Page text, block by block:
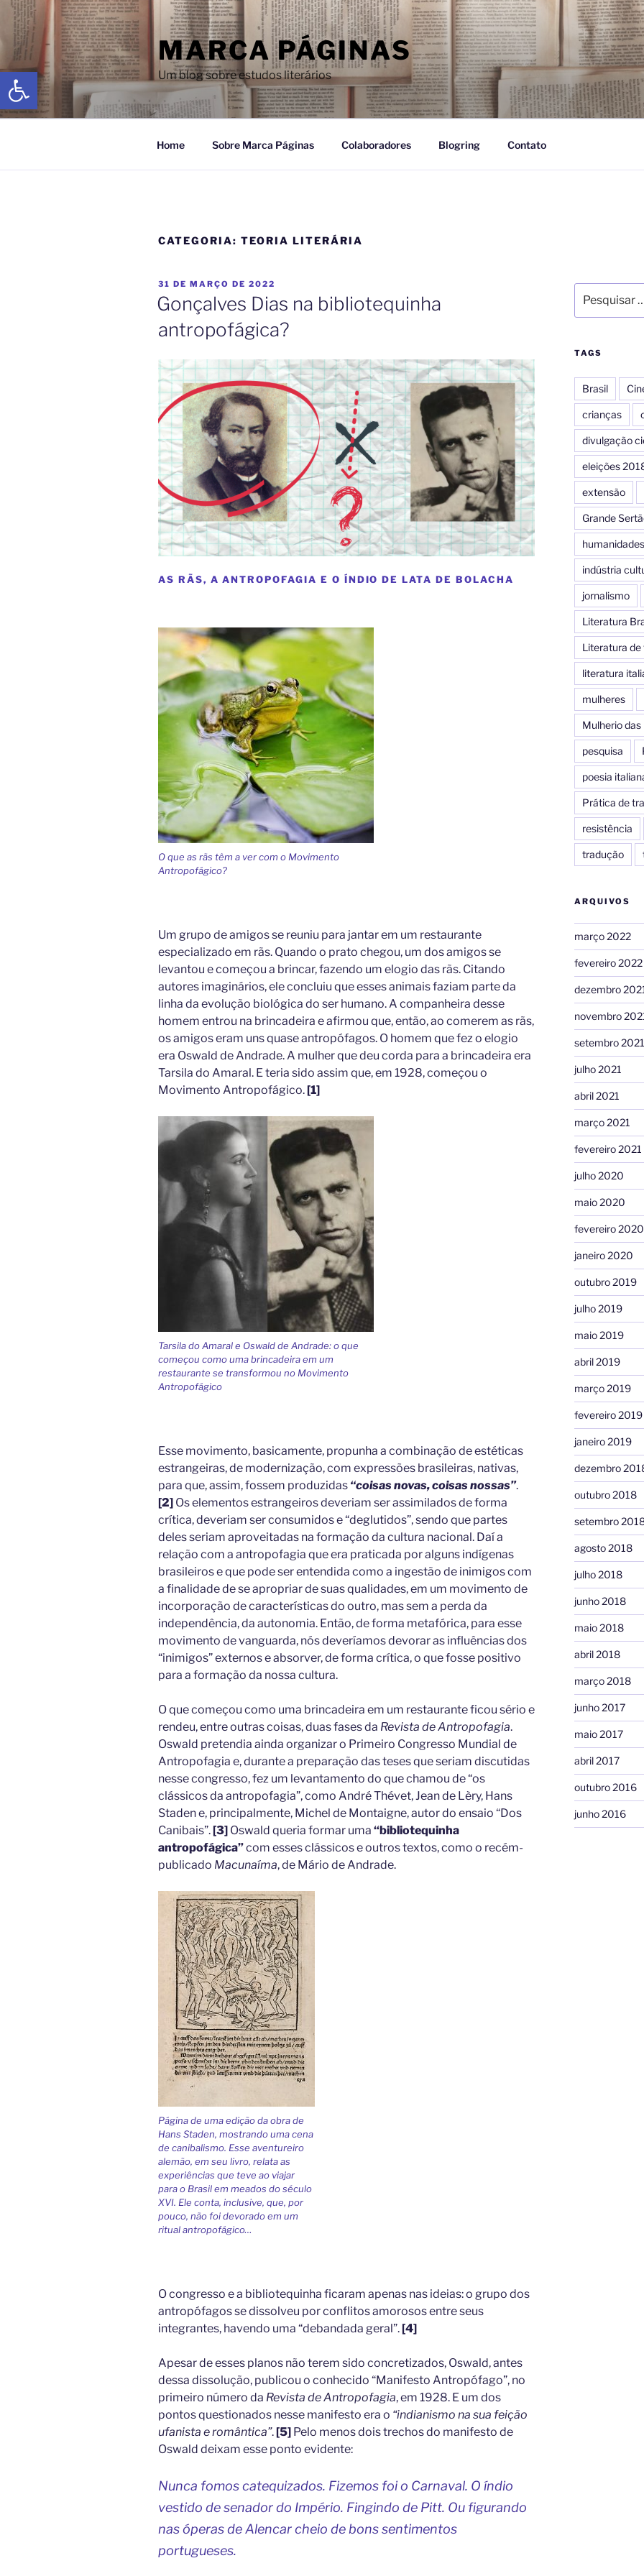
Abrir a barra de ferramentas
MARCA PÁGINAS
Um blog sobre estudos literários
Home Sobre Marca Páginas Colaboradores Blogring Contato
CATEGORIA: TEORIA LITERÁRIA
31 DE MARÇO DE 2022
Gonçalves Dias na bibliotequinha
antropofágica?
AS RÃS, A ANTROPOFAGIA E O ÍNDIO DE LATA DE BOLACHA
O que as rãs têm a ver com o Movimento
Antropofágico?
Um grupo de amigos se reuniu para jantar em um restaurante
especializado em rãs. Quando o prato chegou, um dos amigos se
levantou e começou a brincar, fazendo um elogio das rãs. Citando
autores imaginários, ele concluiu que esses animais faziam parte da
linha da evolução biológica do ser humano. A companheira desse
homem entrou na brincadeira e afirmou que, então, ao comerem as rãs,
os amigos eram uns quase antropófagos. O homem que fez o elogio
era Oswald de Andrade. A mulher que deu corda para a brincadeira era
Tarsila do Amaral. E teria sido assim que, em 1928, começou o
Movimento Antropofágico.[1]
Tarsila do Amaral e Oswald de Andrade: o que
começou como uma brincadeira em um
restaurante se transformou no Movimento
Antropofágico
Esse movimento, basicamente, propunha a combinação de estéticas
estrangeiras, de modernização, com expressões brasileiras, nativas,
para que, assim, fossem produzidas “coisas novas, coisas nossas”.
[2] Os elementos estrangeiros deveriam ser assimilados de forma
crítica, deveriam ser consumidos e “deglutidos”, sendo que partes
deles seriam aproveitadas na formação da cultura nacional. Daí a
relação com a antropofagia que era praticada por alguns indígenas
brasileiros e que pode ser entendida como a ingestão de inimigos com
a finalidade de se apropriar de suas qualidades, em um movimento de
incorporação de características do outro, mas sem a perda da
independência, da autonomia. Então, de forma metafórica, para esse
movimento de vanguarda, nós deveríamos devorar as influências dos
“inimigos” externos e absorver, de forma crítica, o que fosse positivo
para a formação da nossa cultura.
O que começou como uma brincadeira em um restaurante ficou sério e
rendeu, entre outras coisas, duas fases da Revista de Antropofagia.
Oswald pretendia ainda organizar o Primeiro Congresso Mundial de
Antropofagia e, durante a preparação das teses que seriam discutidas
nesse congresso, fez um levantamento do que chamou de “os
clássicos da antropofagia”, como André Thévet, Jean de Lèry, Hans
Staden e, principalmente, Michel de Montaigne, autor do ensaio “Dos
Canibais”.[3] Oswald queria formar uma “bibliotequinha
antropofágica”com esses clássicos e outros textos, como o recém-
publicado Macunaíma, de Mário de Andrade.
Página de uma edição da obra de
Hans Staden, mostrando uma cena
de canibalismo. Esse aventureiro
alemão, em seu livro, relata as
experiências que teve ao viajar
para o Brasil em meados do século
XVI. Ele conta, inclusive, que, por
pouco, não foi devorado em um
ritual antropofágico…
O congresso e a bibliotequinha ficaram apenas nas ideias: o grupo dos
antropófagos se dissolveu por conflitos amorosos entre seus
integrantes, havendo uma “debandada geral”.[4]
Apesar de esses planos não terem sido concretizados, Oswald, antes
dessa dissolução, publicou o conhecido “Manifesto Antropófago”, no
primeiro número da Revista de Antropofagia, em 1928. E um dos
pontos questionados nesse manifesto era o “indianismo na sua feição
ufanista e romântica”.[5] Pelo menos dois trechos do manifesto de
Oswald deixam esse ponto evidente:
Nunca fomos catequizados. Fizemos foi o Carnaval. O índio
vestido de senador do Império. Fingindo de Pitt. Ou figurando
nas óperas de Alencar cheio de bons sentimentos
portugueses.
TAGS
Brasil
crianças
divulgação
eleições
extensão
Grande
humanidades
indústria
jornalismo
Literatura
Literatura de
literatura
mulheres
Mulherio das
pesquisa
poesia
Prática de
resistência
tradução
ARQUIVOS
março 2022
fevereiro 2022
dezembro
novembro
setembro 2021
julho 2021
abril 2021
março 2021
fevereiro 2021
julho 2020
maio 2020
fevereiro 2020
janeiro 2020
outubro 2019
julho 2019
maio 2019
abril 2019
março 2019
fevereiro 2019
janeiro 2019
dezembro
outubro 2018
setembro
agosto 2018
julho 2018
junho 2018
maio 2018
abril 2018
março 2018
junho 2017
maio 2017
abril 2017
outubro 2016
junho 2016